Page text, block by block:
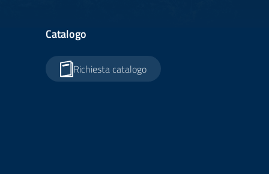
Catalogo
Richiesta catalogo